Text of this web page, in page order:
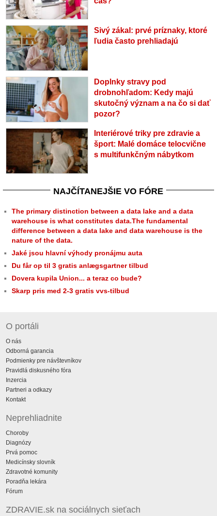
Sivý zákal: prvé príznaky, ktoré
ľudia často prehliadajú
Doplnky stravy pod
drobnohľadom: Kedy majú
skutočný význam a na čo si dať
pozor?
Interiérové triky pre zdravie a
šport: Malé domáce telocvične
s multifunkčným nábytkom
NAJČÍTANEJŠIE VO FÓRE
The primary distinction between a data lake and a data
warehouse is what constitutes data.The fundamental
difference between a data lake and data warehouse is the
nature of the data.
Jaké jsou hlavní výhody pronájmu auta
Du får op til 3 gratis anlægsgartner tilbud
Dovera kupila Union... a teraz co bude?
Skarp pris med 2-3 gratis vvs-tilbud
O portáli
O nás
Odborná garancia
Podmienky pre návštevníkov
Pravidlá diskusného fóra
Inzercia
Partneri a odkazy
Kontakt
Neprehliadnite
Choroby
Diagnózy
Prvá pomoc
Medicínsky slovník
Zdravotné komunity
Poradňa lekára
Fórum
ZDRAVIE.sk na sociálnych sieťach